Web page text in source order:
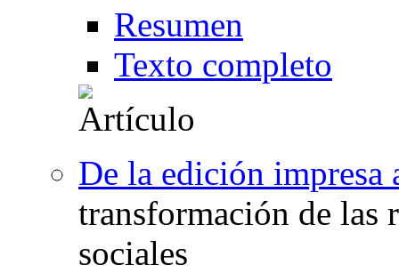
Resumen
Texto completo
De la edición impresa
transformación de las
sociales